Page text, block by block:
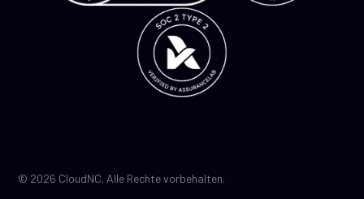
© 2026 CloudNC. Alle Rechte vorbehalten.